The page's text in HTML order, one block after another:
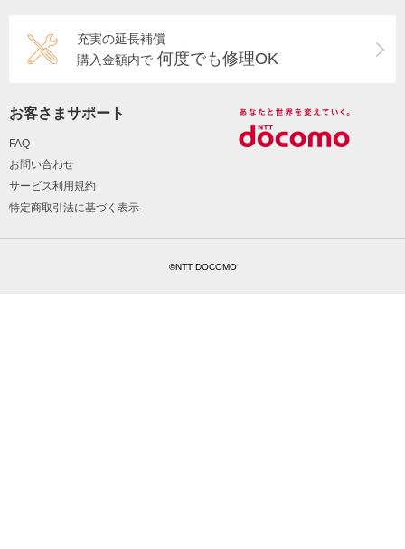
充実の延長補償
購入金額内で 何度でも修理OK
お客さまサポート
FAQ
お問い合わせ
サービス利用規約
特定商取引法に基づく表示
©NTT DOCOMO